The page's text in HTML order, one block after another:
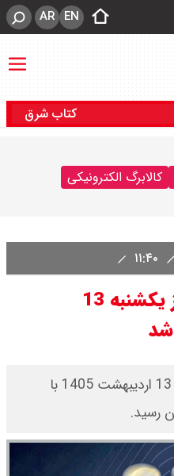
EN
AR
کتاب شرق
کالابرگ الکترونیکی
قیمت سکه امامی امروز یکشنبه 13
قیمت سکه امامی امروز یکشنبه 13 اردیبهشت 1405 با